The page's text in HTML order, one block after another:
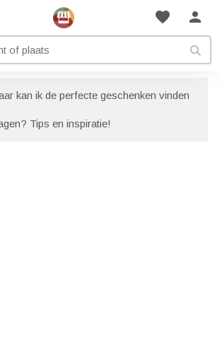
favorite person
onderwerp: Kado
blog pagina
kan ik de perfecte geschenken vinden
Tips en inspiratie!